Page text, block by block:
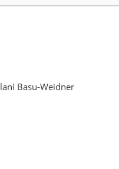
Basu-Weidner